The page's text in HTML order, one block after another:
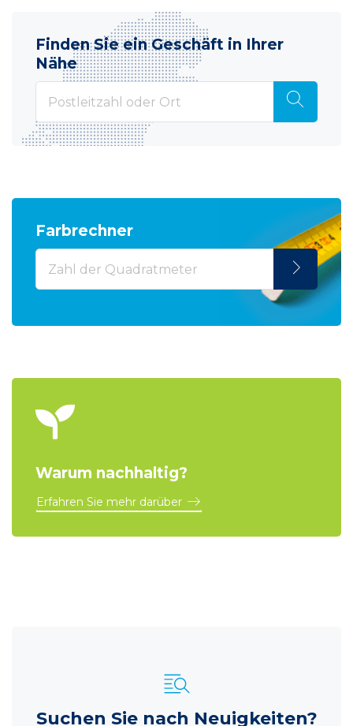
Finden Sie ein Geschäft in Ihrer
Nähe
Farbrechner
Warum nachhaltig?
Erfahren Sie mehr darüber
Suchen Sie nach Neuigkeiten?